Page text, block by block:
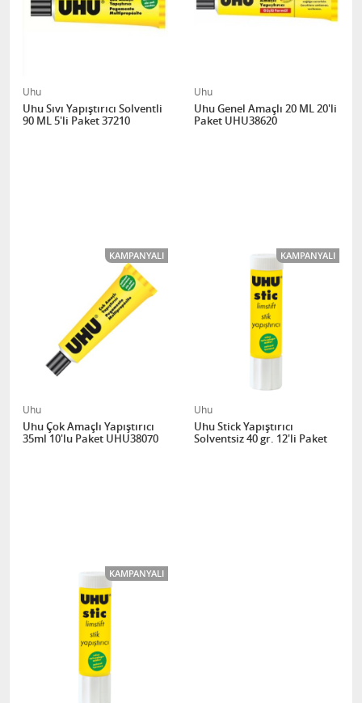
Uhu
Uhu Sıvı Yapıştırıcı Solventli
90 ML 5'li Paket 37210
Uhu
Uhu Genel Amaçlı 20 ML 20'li
Paket UHU38620
KAMPANYALI
Uhu
Uhu Çok Amaçlı Yapıştırıcı
35ml 10'lu Paket UHU38070
KAMPANYALI
Uhu
Uhu Stick Yapıştırıcı
Solventsiz 40 gr. 12'li Paket
KAMPANYALI